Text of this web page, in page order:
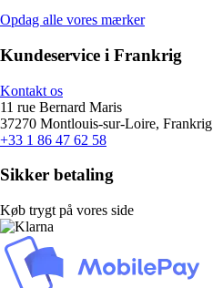
Opdag alle vores mærker
Kundeservice i Frankrig
Kontakt os
11 rue Bernard Maris
37270 Montlouis-sur-Loire, Frankrig
+33 1 86 47 62 58
Sikker betaling
Køb trygt på vores side